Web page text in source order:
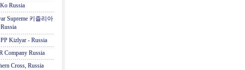
Russia
Supreme 키즐리아
Kizlyar - Russia
Company Russia
Cross, Russia